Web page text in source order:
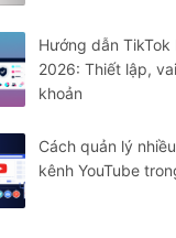
Hướng dẫn TikTok
2026: Thiết lập,
khoản
Cách quản lý
kênh YouTube